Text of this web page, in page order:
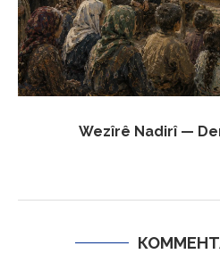
Wezîrê Nadirî —